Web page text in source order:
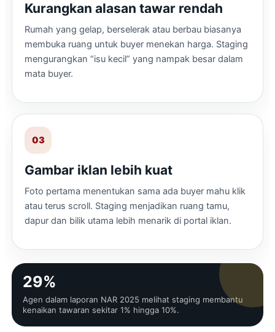
Kurangkan alasan tawar rendah
Rumah yang gelap, berselerak atau berbau biasanya
membuka ruang untuk buyer menekan harga. Staging
mengurangkan “isu kecil” yang nampak besar dalam
mata buyer.
03
Gambar iklan lebih kuat
Foto pertama menentukan sama ada buyer mahu klik
atau terus scroll. Staging menjadikan ruang tamu,
dapur dan bilik utama lebih menarik di portal iklan.
29%
Agen dalam laporan NAR 2025 melihat staging membantu
kenaikan tawaran sekitar 1% hingga 10%.